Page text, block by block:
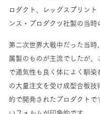
ロダクト、レッグスプリン
ンス・プロダクツ社製の当時
第二次世界大戦中だった当
属製のものが主流でしたが
で通気性も良く体によく馴
の大量注文を受け成型合板技
的で開発されたプロダクトで